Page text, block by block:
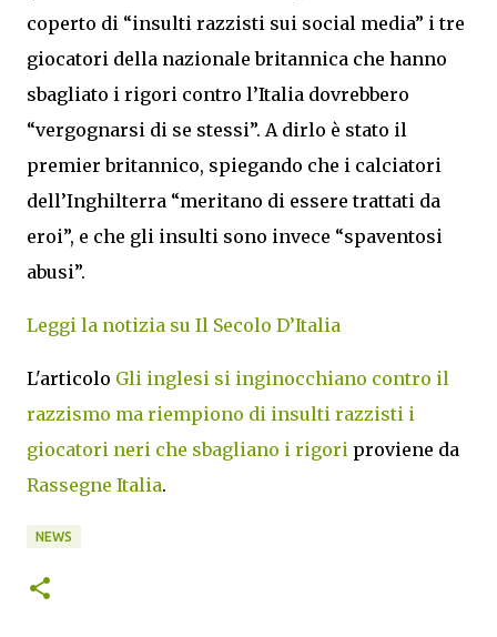
coperto di “insulti razzisti sui social media” i tre
giocatori della nazionale britannica che hanno
sbagliato i rigori contro l’Italia dovrebbero
“vergognarsi di se stessi”. A dirlo è stato il
premier britannico, spiegando che i calciatori
dell’Inghilterra “meritano di essere trattati da
eroi”, e che gli insulti sono invece “spaventosi
abusi”.
Leggi la notizia su Il Secolo D’Italia
L'articolo Gli inglesi si inginocchiano contro il
razzismo ma riempiono di insulti razzisti i
giocatori neri che sbagliano i rigori proviene da
Rassegne Italia.
NEWS